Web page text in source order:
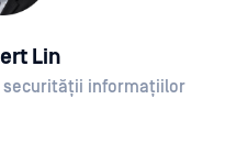
Lin
securității informațiilor